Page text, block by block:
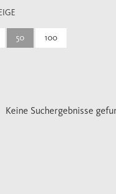
50 100
Keine Suchergebnisse